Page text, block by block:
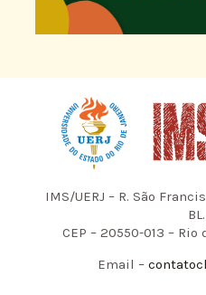
IMS/UERJ – R. São
CEP – 20550-013 – Rio
Email –